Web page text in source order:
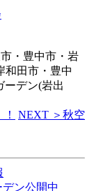
・豊中市・岩
和田市・豊中
ーデン(岩出
NEXT ＞ 秋空